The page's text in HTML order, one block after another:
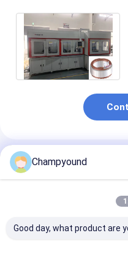
ProdutosChampyound
Good day, what product are